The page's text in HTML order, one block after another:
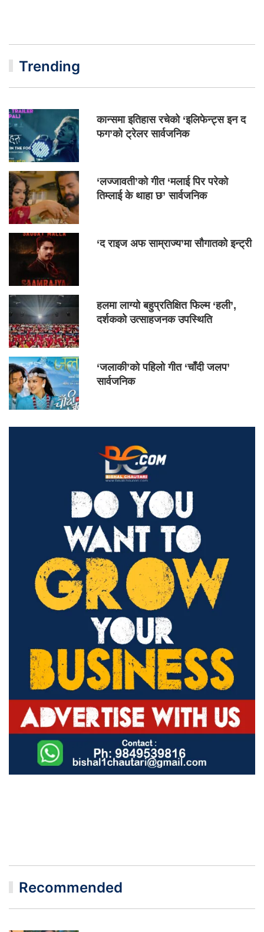
Trending
कान्समा इतिहास रचेको ‘इलिफेन्ट्स इन द
फग’को ट्रेलर सार्वजनिक
‘लज्जावती’को गीत ‘मलाई पिर परेको
तिम्लाई के थाहा छ’ सार्वजनिक
‘द राइज अफ साम्राज्य’मा सौगातको इन्ट्री
हलमा लाग्यो बहुप्रतिक्षित फिल्म ‘हली’,
दर्शकको उत्साहजनक उपस्थिति
‘जलाकी’को पहिलो गीत ‘चाँदी जलप’
सार्वजनिक
Recommended